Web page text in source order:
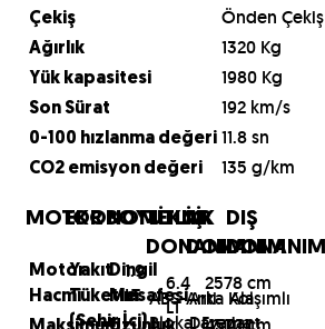
Çekiş Önden Çekiş
Ağırlık 1320 Kg
Yük kapasitesi 1980 Kg
Son Sürat 192 km/s
0-100 hızlanma değeri 11.8 sn
CO2 emisyon değeri 135 g/km
MOTOR
Motor
Hacmi
1.9
LT
EKONOMİ
Yakıt
Tüketim
(Şehir İçi)
6.4
LT
BOYUTLAR
Dingil
Mesafesi
2578 cm
TEKNİK
DONANIM
ABS-Anti
Blokaj Fren
İÇ
DONANIM
Arka Kol
Dayama
DIŞ
DONANIM
Alaşımlı
Jant